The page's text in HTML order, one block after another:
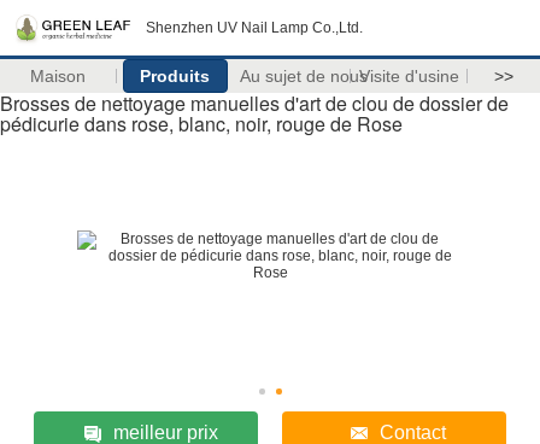
Shenzhen UV Nail Lamp Co.,Ltd.
Maison Produits Au sujet de nousVisite d'usine >>
Brosses de nettoyage manuelles d'art de clou de dossier de
pédicurie dans rose, blanc, noir, rouge de Rose
meilleur prix Contact